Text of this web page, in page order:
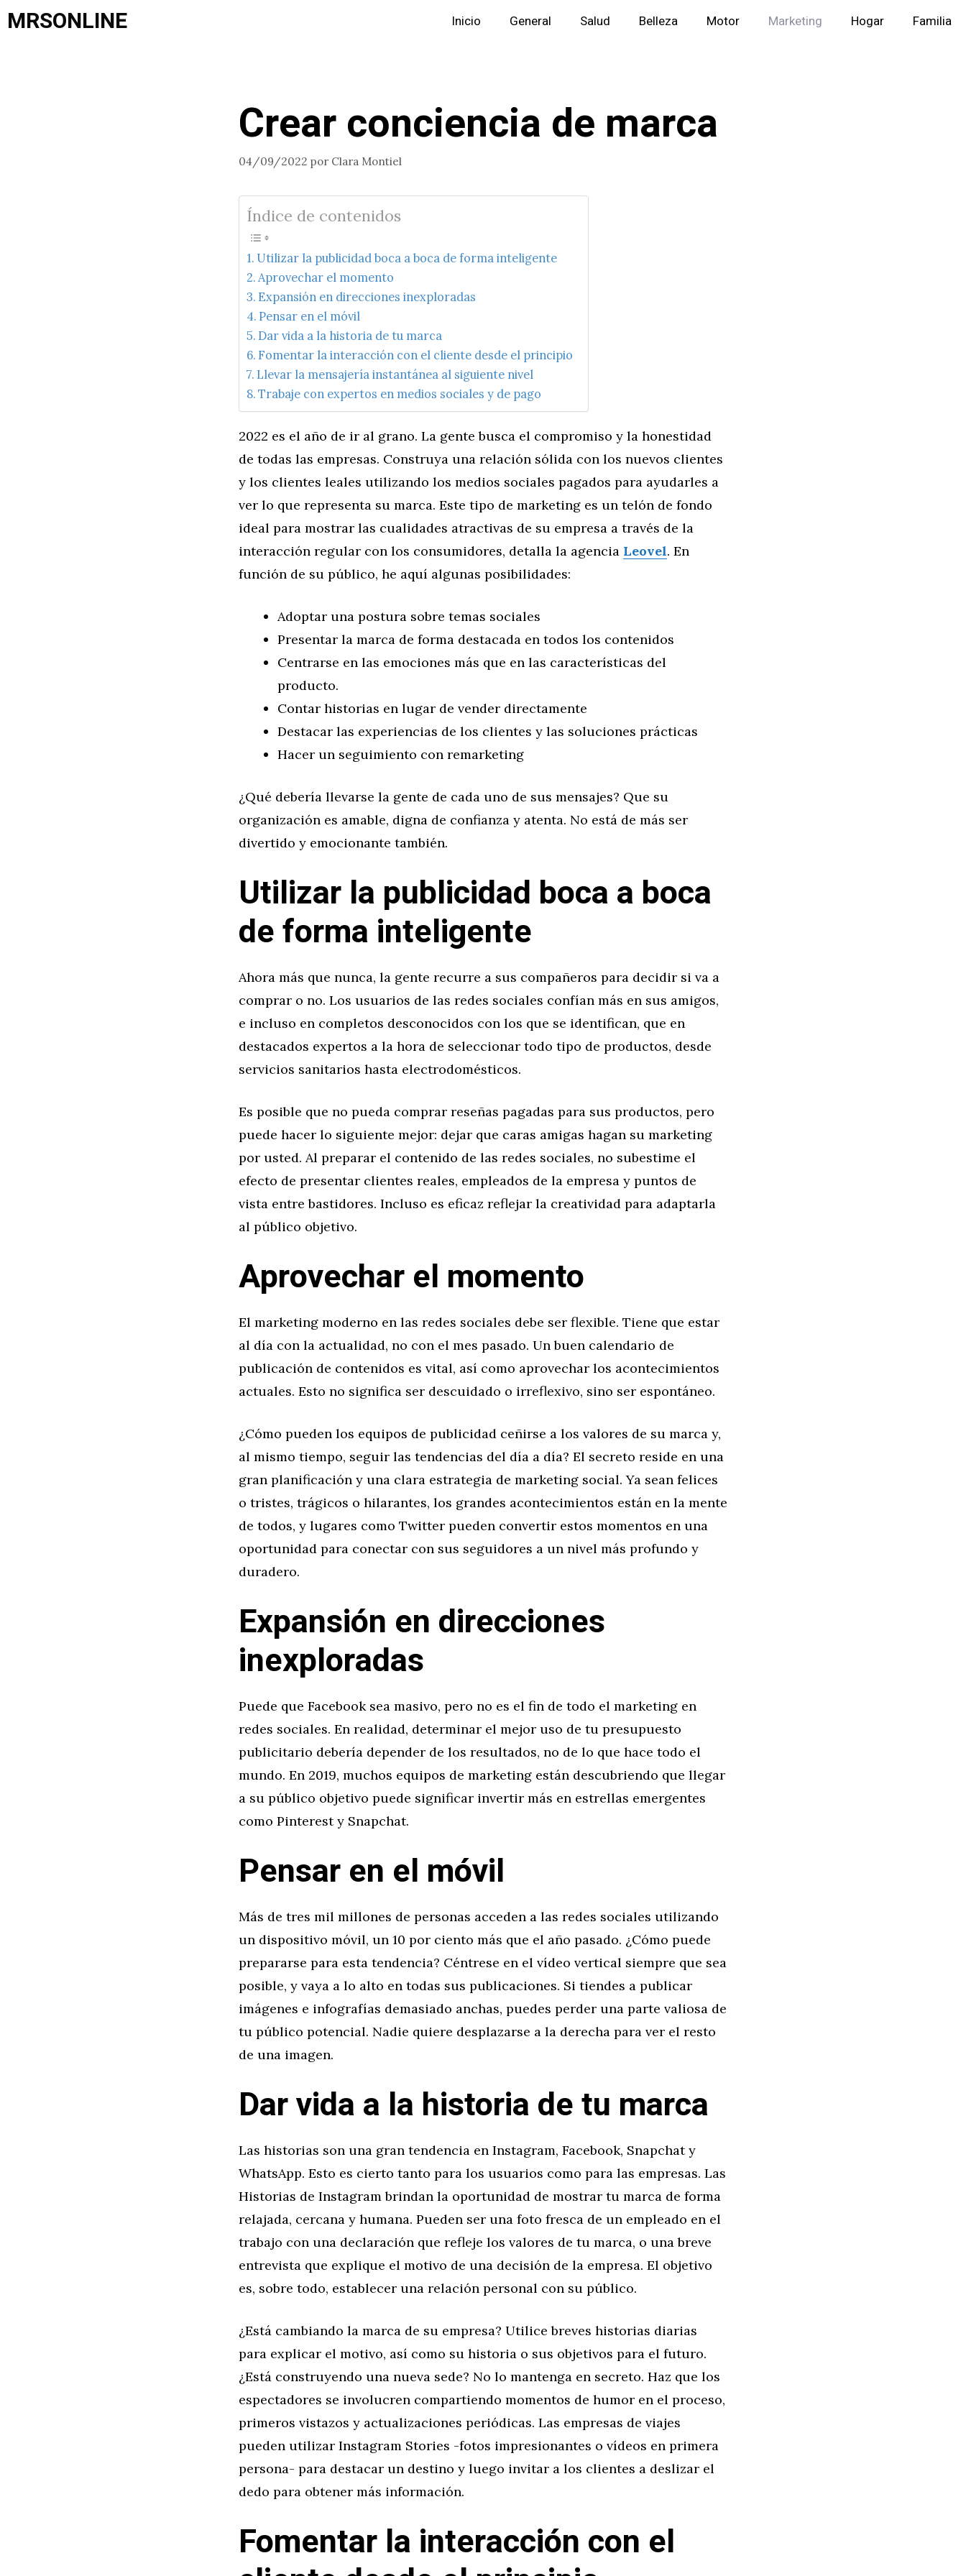
Saltar
alMRSONLINE Inicio General Salud Belleza Motor Marketing Hogar Familia
Crear conciencia de marca
04/09/2022 por Clara Montiel
Índice de contenidos
Utilizar la publicidad boca a boca de forma inteligente
Aprovechar el momento
Expansión en direcciones inexploradas
Pensar en el móvil
Dar vida a la historia de tu marca
Fomentar la interacción con el cliente desde el principio
Llevar la mensajería instantánea al siguiente nivel
Trabaje con expertos en medios sociales y de pago
2022 es el año de ir al grano. La gente busca el compromiso y la honestidad
de todas las empresas. Construya una relación sólida con los nuevos clientes
y los clientes leales utilizando los medios sociales pagados para ayudarles a
ver lo que representa su marca. Este tipo de marketing es un telón de fondo
ideal para mostrar las cualidades atractivas de su empresa a través de la
interacción regular con los consumidores, detalla la agencia Leovel. En
función de su público, he aquí algunas posibilidades:
Adoptar una postura sobre temas sociales
Presentar la marca de forma destacada en todos los contenidos
Centrarse en las emociones más que en las características del
producto.
Contar historias en lugar de vender directamente
Destacar las experiencias de los clientes y las soluciones prácticas
Hacer un seguimiento con remarketing
¿Qué debería llevarse la gente de cada uno de sus mensajes? Que su
organización es amable, digna de confianza y atenta. No está de más ser
divertido y emocionante también.
Utilizar la publicidad boca a boca
de forma inteligente
Ahora más que nunca, la gente recurre a sus compañeros para decidir si va a
comprar o no. Los usuarios de las redes sociales confían más en sus amigos,
e incluso en completos desconocidos con los que se identifican, que en
destacados expertos a la hora de seleccionar todo tipo de productos, desde
servicios sanitarios hasta electrodomésticos.
Es posible que no pueda comprar reseñas pagadas para sus productos, pero
puede hacer lo siguiente mejor: dejar que caras amigas hagan su marketing
por usted. Al preparar el contenido de las redes sociales, no subestime el
efecto de presentar clientes reales, empleados de la empresa y puntos de
vista entre bastidores. Incluso es eficaz reflejar la creatividad para adaptarla
al público objetivo.
Aprovechar el momento
El marketing moderno en las redes sociales debe ser flexible. Tiene que estar
al día con la actualidad, no con el mes pasado. Un buen calendario de
publicación de contenidos es vital, así como aprovechar los acontecimientos
actuales. Esto no significa ser descuidado o irreflexivo, sino ser espontáneo.
¿Cómo pueden los equipos de publicidad ceñirse a los valores de su marca y,
al mismo tiempo, seguir las tendencias del día a día? El secreto reside en una
gran planificación y una clara estrategia de marketing social. Ya sean felices
o tristes, trágicos o hilarantes, los grandes acontecimientos están en la mente
de todos, y lugares como Twitter pueden convertir estos momentos en una
oportunidad para conectar con sus seguidores a un nivel más profundo y
duradero.
Expansión en direcciones
inexploradas
Puede que Facebook sea masivo, pero no es el fin de todo el marketing en
redes sociales. En realidad, determinar el mejor uso de tu presupuesto
publicitario debería depender de los resultados, no de lo que hace todo el
mundo. En 2019, muchos equipos de marketing están descubriendo que llegar
a su público objetivo puede significar invertir más en estrellas emergentes
como Pinterest y Snapchat.
Pensar en el móvil
Más de tres mil millones de personas acceden a las redes sociales utilizando
un dispositivo móvil, un 10 por ciento más que el año pasado. ¿Cómo puede
prepararse para esta tendencia? Céntrese en el vídeo vertical siempre que sea
posible, y vaya a lo alto en todas sus publicaciones. Si tiendes a publicar
imágenes e infografías demasiado anchas, puedes perder una parte valiosa de
tu público potencial. Nadie quiere desplazarse a la derecha para ver el resto
de una imagen.
Dar vida a la historia de tu marca
Las historias son una gran tendencia en Instagram, Facebook, Snapchat y
WhatsApp. Esto es cierto tanto para los usuarios como para las empresas. Las
Historias de Instagram brindan la oportunidad de mostrar tu marca de forma
relajada, cercana y humana. Pueden ser una foto fresca de un empleado en el
trabajo con una declaración que refleje los valores de tu marca, o una breve
entrevista que explique el motivo de una decisión de la empresa. El objetivo
es, sobre todo, establecer una relación personal con su público.
¿Está cambiando la marca de su empresa? Utilice breves historias diarias
para explicar el motivo, así como su historia o sus objetivos para el futuro.
¿Está construyendo una nueva sede? No lo mantenga en secreto. Haz que los
espectadores se involucren compartiendo momentos de humor en el proceso,
primeros vistazos y actualizaciones periódicas. Las empresas de viajes
pueden utilizar Instagram Stories -fotos impresionantes o vídeos en primera
persona- para destacar un destino y luego invitar a los clientes a deslizar el
dedo para obtener más información.
Fomentar la interacción con el